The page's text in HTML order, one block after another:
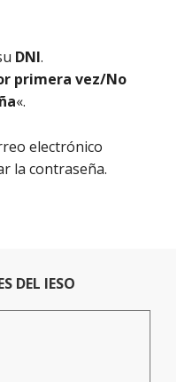
DNI.
primera vez/No
«.
electrónico
la contraseña.
DEL IESO